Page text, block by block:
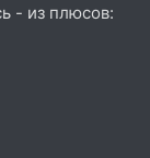
- из плюсов: